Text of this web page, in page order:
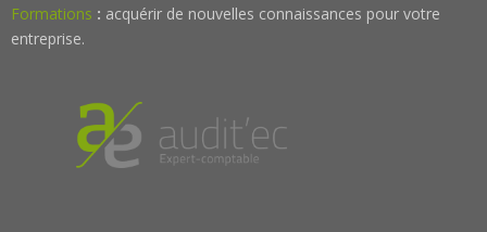
Formations : acquérir de nouvelles connaissances pour votre
entreprise.